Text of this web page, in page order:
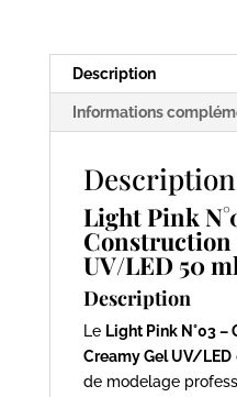
ml
Elya
Maje
Description
Informations
Description
Light Pink
Construction
UV/LED 50
Description
Le Light Pink N°03
Creamy Gel UV/LED
de modelage